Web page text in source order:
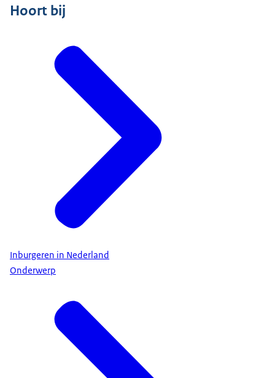
Hoort bij
Inburgeren in Nederland
Onderwerp